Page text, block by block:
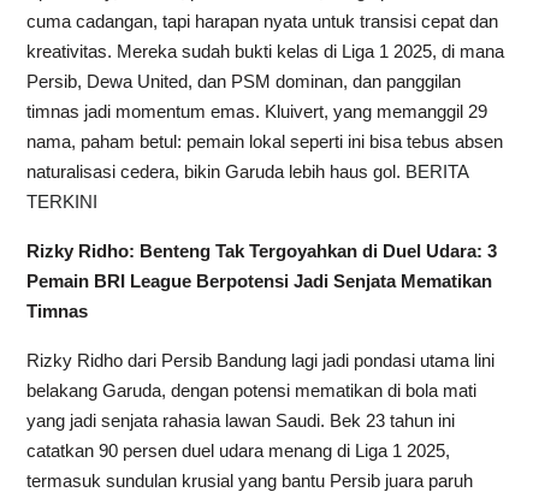
cuma cadangan, tapi harapan nyata untuk transisi cepat dan
kreativitas. Mereka sudah bukti kelas di Liga 1 2025, di mana
Persib, Dewa United, dan PSM dominan, dan panggilan
timnas jadi momentum emas. Kluivert, yang memanggil 29
nama, paham betul: pemain lokal seperti ini bisa tebus absen
naturalisasi cedera, bikin Garuda lebih haus gol. BERITA
TERKINI
Rizky Ridho: Benteng Tak Tergoyahkan di Duel Udara: 3
Pemain BRI League Berpotensi Jadi Senjata Mematikan
Timnas
Rizky Ridho dari Persib Bandung lagi jadi pondasi utama lini
belakang Garuda, dengan potensi mematikan di bola mati
yang jadi senjata rahasia lawan Saudi. Bek 23 tahun ini
catatkan 90 persen duel udara menang di Liga 1 2025,
termasuk sundulan krusial yang bantu Persib juara paruh